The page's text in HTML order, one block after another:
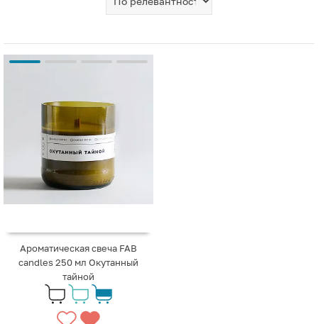
Ароматическая свеча FAB
candles 250 мл Окутанный
тайной